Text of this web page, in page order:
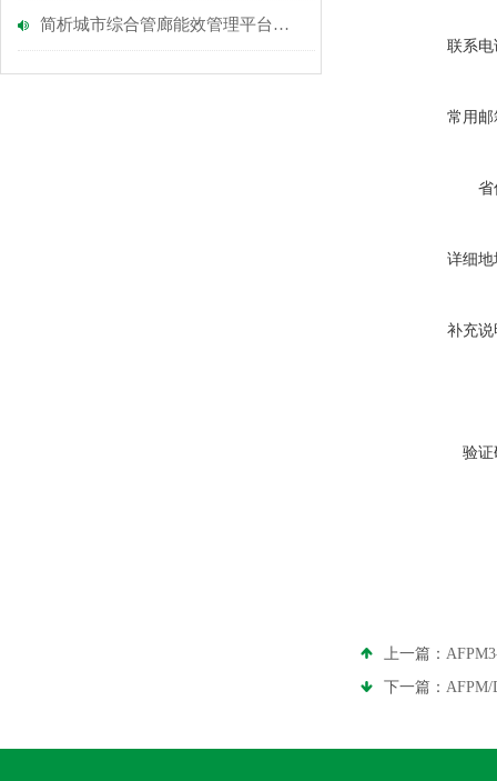
简析城市综合管廊能效管理平台在火灾防控与消防设计
联系电
常用邮
省
详细地
补充说
验证
上一篇：
下一篇： AFPM/